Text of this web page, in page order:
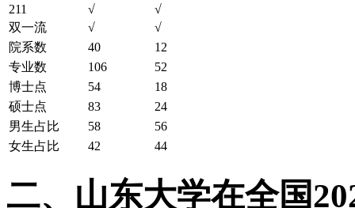
211
√
√
双一流
√
√
院系数
40
12
专业数
106
52
博士点
54
18
硕士点
83
24
男生占比
58
56
女生占比
42 44
二、山东大学在全国